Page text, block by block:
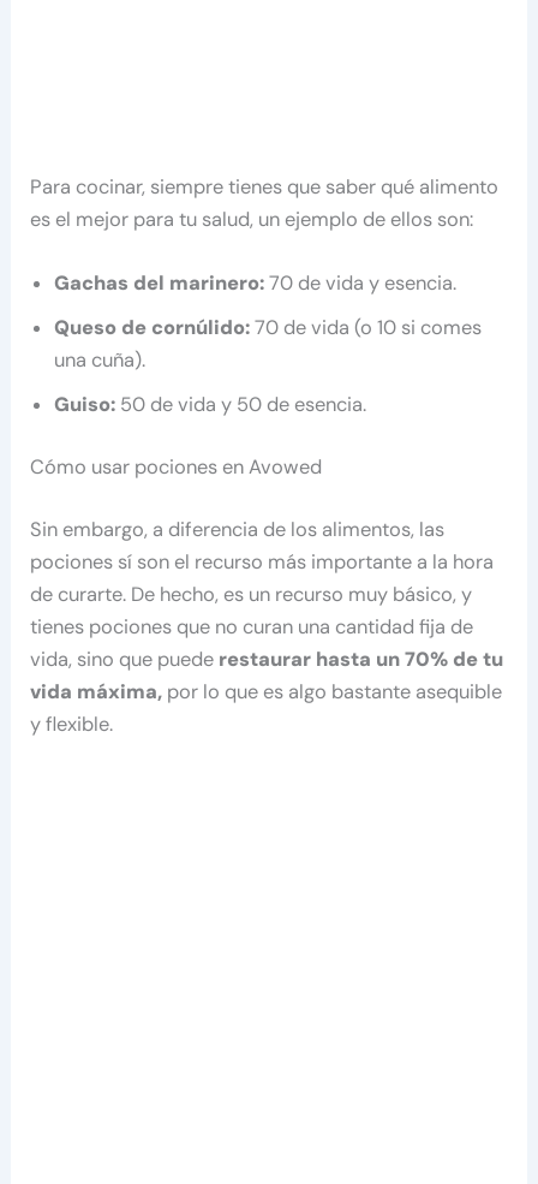
Para cocinar, siempre tienes que saber qué alimento
es el mejor para tu salud, un ejemplo de ellos son:
Gachas del marinero:70 de vida y esencia.
Queso de cornúlido:70 de vida (o 10 si comes
una cuña).
Guiso: 50 de vida y 50 de esencia.
Cómo usar pociones en Avowed
Sin embargo, a diferencia de los alimentos, las
pociones sí son el recurso más importante a la hora
de curarte. De hecho, es un recurso muy básico, y
tienes pociones que no curan una cantidad fija de
vida, sino que puede restaurar hasta un 70% de tu
vida máxima, por lo que es algo bastante asequible
y flexible.